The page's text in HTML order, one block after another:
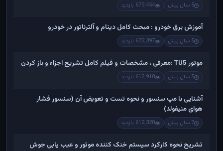
5 سال پیش 673,454 بازدید
آموزش برق خودرو : مبحث کامل دینام و آلترناتور در خودرو
5 سال پیش 672,397 بازدید
موتور TU5 :معرفی ، مشخصات و فیلم کامل تشریح اجزاء و باز کردن
5 سال پیش 612,918 بازدید
آشنایی با مپ سنسور و نحوه تست و تعویض آن (سنسور فشار
هوای منیفولد)
7 سال پیش 612,320 بازدید
تشریح نحوه کارکرد سیستم خنک کننده موتور و عیب یابی جوش